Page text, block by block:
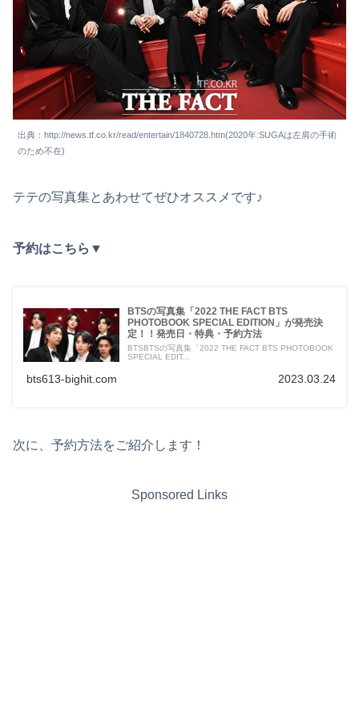
出典：http://news.tf.co.kr/read/entertain/1840728.htm(2020年:SUGAは左肩の手術
のため不在)
テテの写真集とあわせてぜひオススメです♪
予約はこちら▼
BTSの写真集「2022 THE FACT BTS
PHOTOBOOK SPECIAL EDITION」が発売決
定！！発売日・特典・予約方法
BTSBTSの写真集「2022 THE FACT BTS PHOTOBOOK
SPECIAL EDIT...
bts613-bighit.com 2023.03.24
次に、予約方法をご紹介します！
Sponsored Links